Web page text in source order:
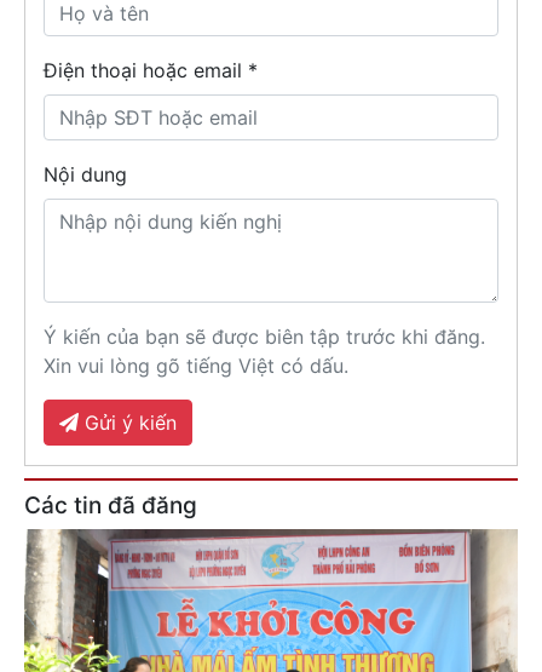
Điện thoại hoặc email *
Nội dung
Ý kiến của bạn sẽ được biên tập trước khi đăng.
Xin vui lòng gõ tiếng Việt có dấu.
Gửi ý kiến
Các tin đã đăng